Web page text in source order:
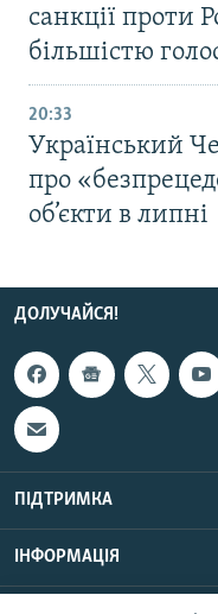
санкції проти
більшістю
20:33
Український
про
об’єкти в липні
ДОЛУЧАЙСЯ!
ПІДТРИМКА
ІНФОРМАЦІЯ